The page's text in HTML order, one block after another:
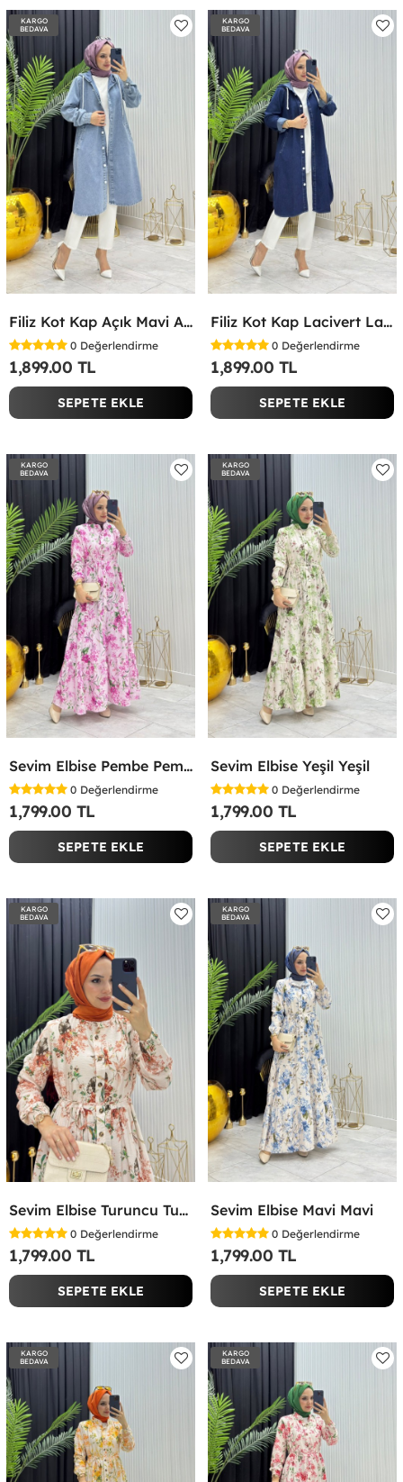
KARGO
BEDAVA
Filiz Kot Kap Açık Mavi Açık Mavi
0 Değerlendirme
1,899.00 TL
SEPETE EKLE
KARGO
BEDAVA
Filiz Kot Kap Lacivert Lacivert
0 Değerlendirme
1,899.00 TL
SEPETE EKLE
KARGO
BEDAVA
Sevim Elbise Pembe Pembe
0 Değerlendirme
1,799.00 TL
SEPETE EKLE
KARGO
BEDAVA
Sevim Elbise Yeşil Yeşil
0 Değerlendirme
1,799.00 TL
SEPETE EKLE
KARGO
BEDAVA
Sevim Elbise Turuncu Turuncu
0 Değerlendirme
1,799.00 TL
SEPETE EKLE
KARGO
BEDAVA
Sevim Elbise Mavi Mavi
0 Değerlendirme
1,799.00 TL
SEPETE EKLE
KARGO
BEDAVA
KARGO
BEDAVA